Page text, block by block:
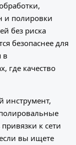
и полировки
без риска
безопаснее для
в
где качество
инструмент,
к сети
вы ищете